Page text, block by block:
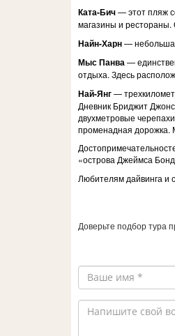
Ката-Бич— этот пляж
магазины и рестораны.
Найн-Харн—
Мыс Панва—
отдыха. Здесь
Най-Янг—
Дневник Бриджит
двухметровые
променадная дорожка.
«острова Джеймса
Любителям дайвинга и
Доверьте подбор тура